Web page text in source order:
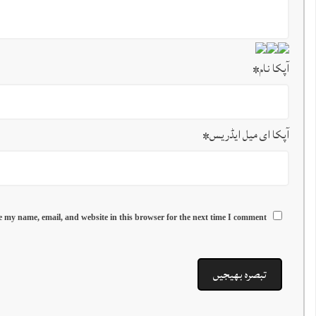
آپکا نام*
آپکا ای میل ایڈریس*
my name, email, and website in this browser for the next time I comment.